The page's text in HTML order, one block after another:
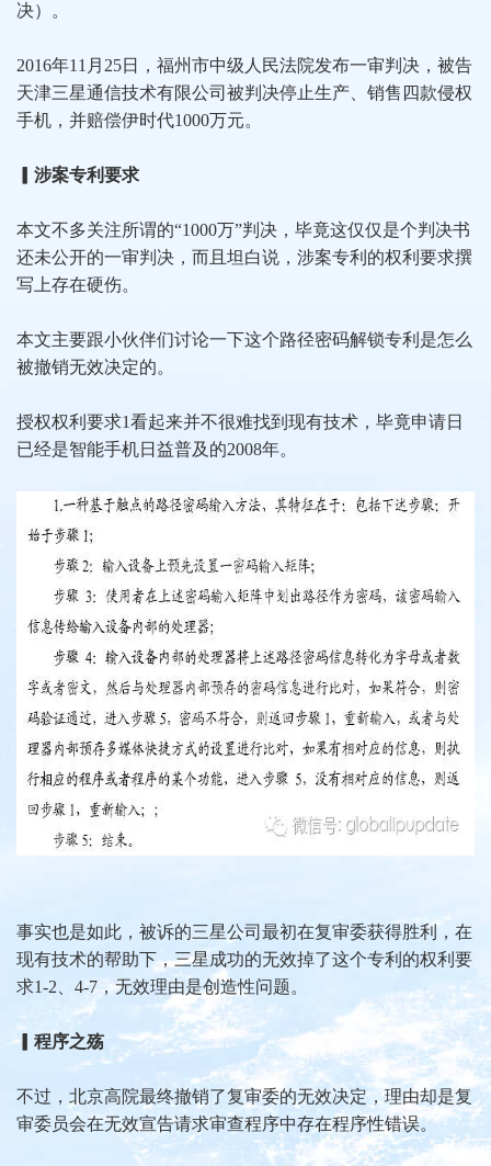
决）。
2016年11月25日，福州市中级人民法院发布一审判决，被告
天津三星通信技术有限公司被判决停止生产、销售四款侵权
手机，并赔偿伊时代1000万元。
▎涉案专利要求
本文不多关注所谓的“1000万”判决，毕竟这仅仅是个判决书
还未公开的一审判决，而且坦白说，涉案专利的权利要求撰
写上存在硬伤。
本文主要跟小伙伴们讨论一下这个路径密码解锁专利是怎么
被撤销无效决定的。
授权权利要求1看起来并不很难找到现有技术，毕竟申请日
已经是智能手机日益普及的2008年。
事实也是如此，被诉的三星公司最初在复审委获得胜利，在
现有技术的帮助下，三星成功的无效掉了这个专利的权利要
求1-2、4-7，无效理由是创造性问题。
▎程序之殇
不过，北京高院最终撤销了复审委的无效决定，理由却是复
审委员会在无效宣告请求审查程序中存在程序性错误。